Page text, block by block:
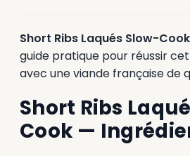
Short Ribs Laqués Slow-Cook
guide pratique pour réussir
avec une viande française de
Short Ribs
Cook —